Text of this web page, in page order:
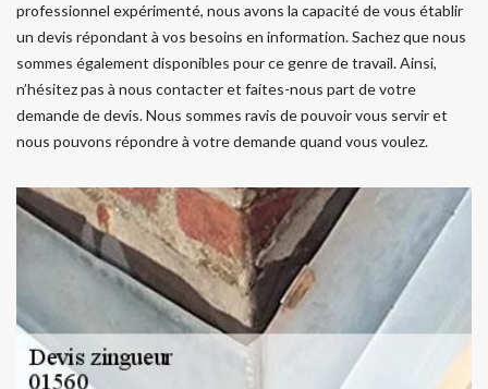
professionnel expérimenté, nous avons la capacité de vous établir
un devis répondant à vos besoins en information. Sachez que nous
sommes également disponibles pour ce genre de travail. Ainsi,
n’hésitez pas à nous contacter et faites-nous part de votre
demande de devis. Nous sommes ravis de pouvoir vous servir et
nous pouvons répondre à votre demande quand vous voulez.